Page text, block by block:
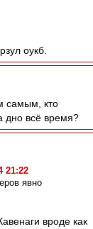
оукб.
самым, кто
дно всё время?
21:22
явно
вроде как